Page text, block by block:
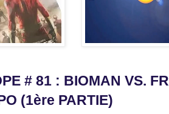
# 81 : BIOMAN VS.
(1ère PARTIE)